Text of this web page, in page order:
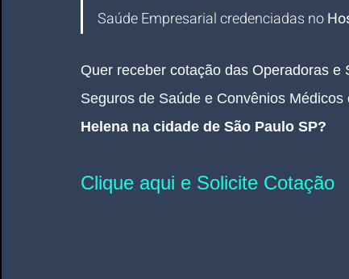
Saúde Empresarial credenciadas no
Quer receber cotação das Operadoras e
Seguros de Saúde e Convênios Médicos
Helena na cidade de São Paulo SP?
Clique aqui e Solicite Cotação